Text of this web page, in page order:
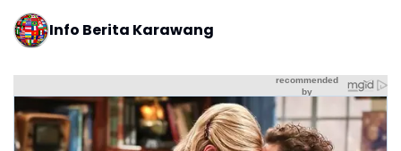
Info Berita Karawang